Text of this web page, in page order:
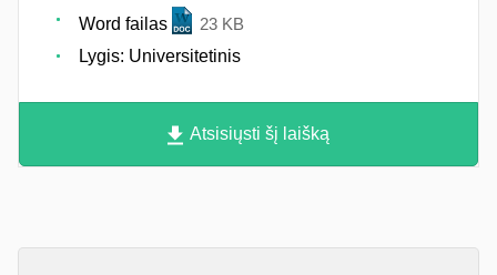
Word failas
23 KB
Lygis: Universitetinis
Atsisiųsti šį laišką